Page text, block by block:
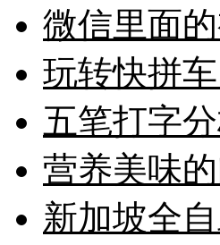
微信里面
玩转快拼
五笔打字
营养美味
新加坡全